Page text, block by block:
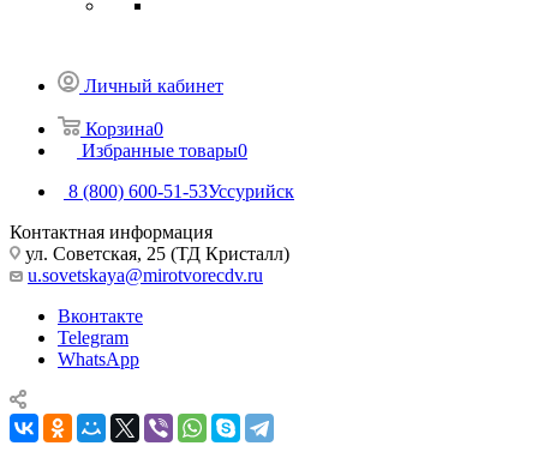
Личный кабинет
Корзина0
Избранные товары0
8 (800) 600-51-53Уссурийск
Контактная информация
ул. Советская, 25 (ТД Кристалл)
u.sovetskaya@mirotvorecdv.ru
Вконтакте
Telegram
WhatsApp